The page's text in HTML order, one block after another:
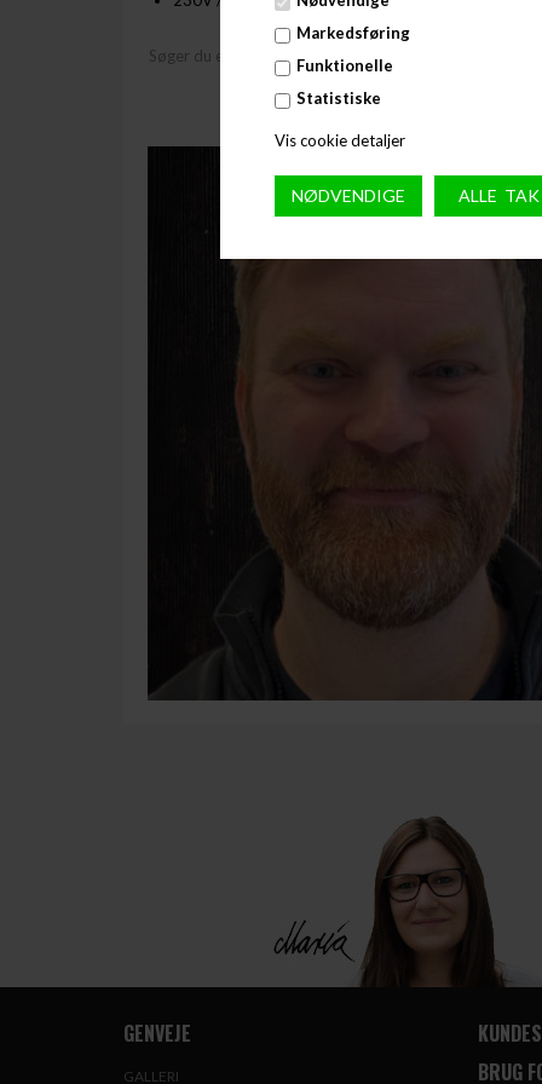
Markedsføring
Funktionelle
Statistiske
Vis cookie detaljer
Søger du efter reservedele til dette produkt kan du
GENVEJE
GALLERI
BRUG